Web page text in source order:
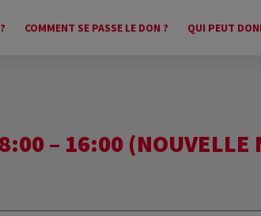
COMMENT SE PASSE LE DON ? QUI PEUT
– 16:00 (NOUVELLE